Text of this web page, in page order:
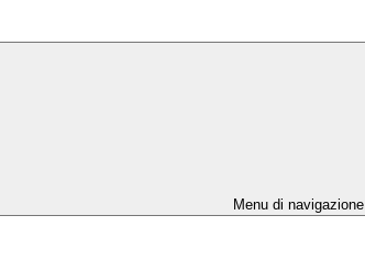
Menu di navigazione